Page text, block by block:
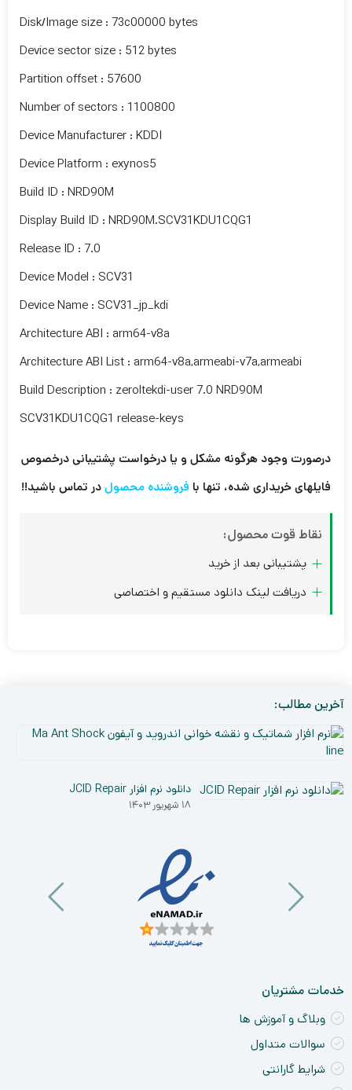
Disk/Image size : 73c00000 bytes
Device sector size : 512 bytes
Partition offset : 57600
Number of sectors : 1100800
Device Manufacturer : KDDI
Device Platform : exynos5
Build ID : NRD90M
Display Build ID : NRD90M.SCV31KDU1CQG1
Release ID : 7.0
Device Model : SCV31
Device Name : SCV31_jp_kdi
Architecture ABI : arm64-v8a
Architecture ABI List : arm64-v8a,armeabi-v7a,armeabi
Build Description : zeroltekdi-user 7.0 NRD90M
SCV31KDU1CQG1 release-keys
درصورت وجود هرگونه مشکل و یا درخواست پشتیبانی درخصوص
فایلهای خریداری شده، تنها با فروشنده محصولدر تماس باشید!!
نقاط قوت محصول:
پشتیبانی بعد از خرید
دریافت لینک دانلود مستقیم و اختصاصی
آخرین مطالب:
دانلود نرم افزار JCID Repair
۱۸ شهریور ۱۴۰۳
خدمات مشتریان
وبلاگ و آموزش ها
سوالات متداول
شرایط گارانتی